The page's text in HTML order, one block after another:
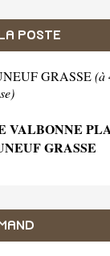
POSTE
GRASSE(à
VALBONNE
GRASSE